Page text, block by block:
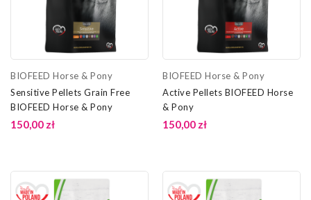
BIOFEED Horse & Pony
Sensitive Pellets Grain Free
BIOFEED Horse & Pony
150,00 zł
BIOFEED Horse & Pony
Active Pellets BIOFEED Horse
& Pony
150,00 zł